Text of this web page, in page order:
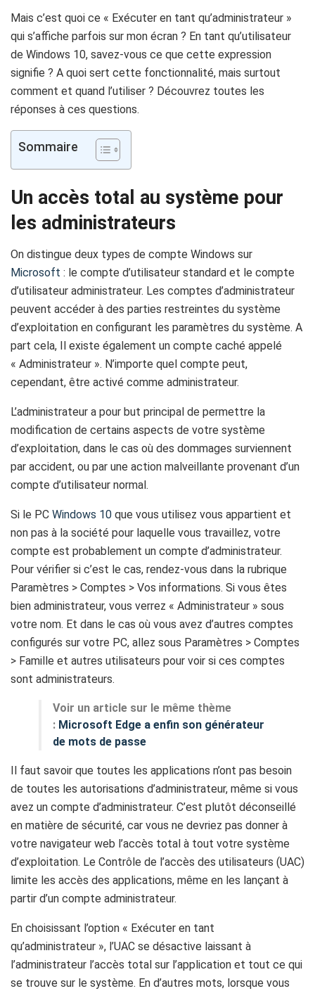
Mais c’est quoi ce « Exécuter en tant qu’administrateur »
qui s’affiche parfois sur mon écran ? En tant qu’utilisateur
de Windows 10, savez-vous ce que cette expression
signifie ? A quoi sert cette fonctionnalité, mais surtout
comment et quand l’utiliser ? Découvrez toutes les
réponses à ces questions.
Sommaire
Un accès total au système pour
les administrateurs
On distingue deux types de compte Windows sur
Microsoft : le compte d’utilisateur standard et le compte
d’utilisateur administrateur. Les comptes d’administrateur
peuvent accéder à des parties restreintes du système
d’exploitation en configurant les paramètres du système. A
part cela, Il existe également un compte caché appelé
« Administrateur ». N’importe quel compte peut,
cependant, être activé comme administrateur.
L’administrateur a pour but principal de permettre la
modification de certains aspects de votre système
d’exploitation, dans le cas où des dommages surviennent
par accident, ou par une action malveillante provenant d’un
compte d’utilisateur normal.
Si le PC Windows 10 que vous utilisez vous appartient et
non pas à la société pour laquelle vous travaillez, votre
compte est probablement un compte d’administrateur.
Pour vérifier si c’est le cas, rendez-vous dans la rubrique
Paramètres > Comptes > Vos informations. Si vous êtes
bien administrateur, vous verrez « Administrateur » sous
votre nom. Et dans le cas où vous avez d’autres comptes
configurés sur votre PC, allez sous Paramètres > Comptes
> Famille et autres utilisateurs pour voir si ces comptes
sont administrateurs.
Voir un article sur le même thème
: Microsoft Edge a enfin son générateur
de mots de passe
Il faut savoir que toutes les applications n’ont pas besoin
de toutes les autorisations d’administrateur, même si vous
avez un compte d’administrateur. C’est plutôt déconseillé
en matière de sécurité, car vous ne devriez pas donner à
votre navigateur web l’accès total à tout votre système
d’exploitation. Le Contrôle de l’accès des utilisateurs (UAC)
limite les accès des applications, même en les lançant à
partir d’un compte administrateur.
En choisissant l’option « Exécuter en tant
qu’administrateur », l’UAC se désactive laissant à
l’administrateur l’accès total sur l’application et tout ce qui
se trouve sur le système. En d’autres mots, lorsque vous